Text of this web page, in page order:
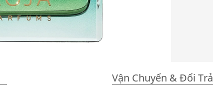
Vận Chuyển & Đổi Trả